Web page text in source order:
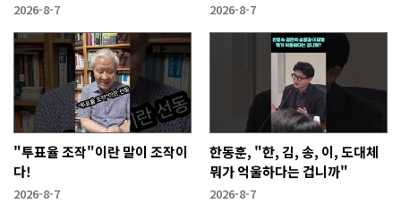
2026-8-7 2026-8-7
"투표율 조작"이란 말이 조작이
다!
2026-8-7
한동훈, "한, 김, 송, 이, 도대체
뭐가 억울하다는 겁니까"
2026-8-7